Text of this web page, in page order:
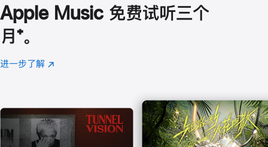
Apple Music 免费试听三个
月 脚
注
⁺。
进一步了解 Apple
(在
口
中
打